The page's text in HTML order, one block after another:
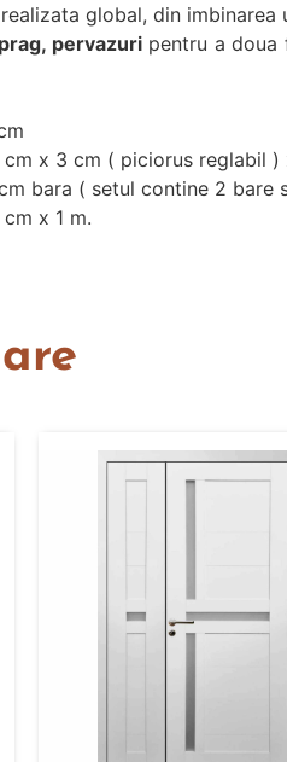
global, din
prag, pervazuripentru a doua
cm x 3 cm ( piciorus reglabil
bara ( setul contine 2 bare
x 1 m.